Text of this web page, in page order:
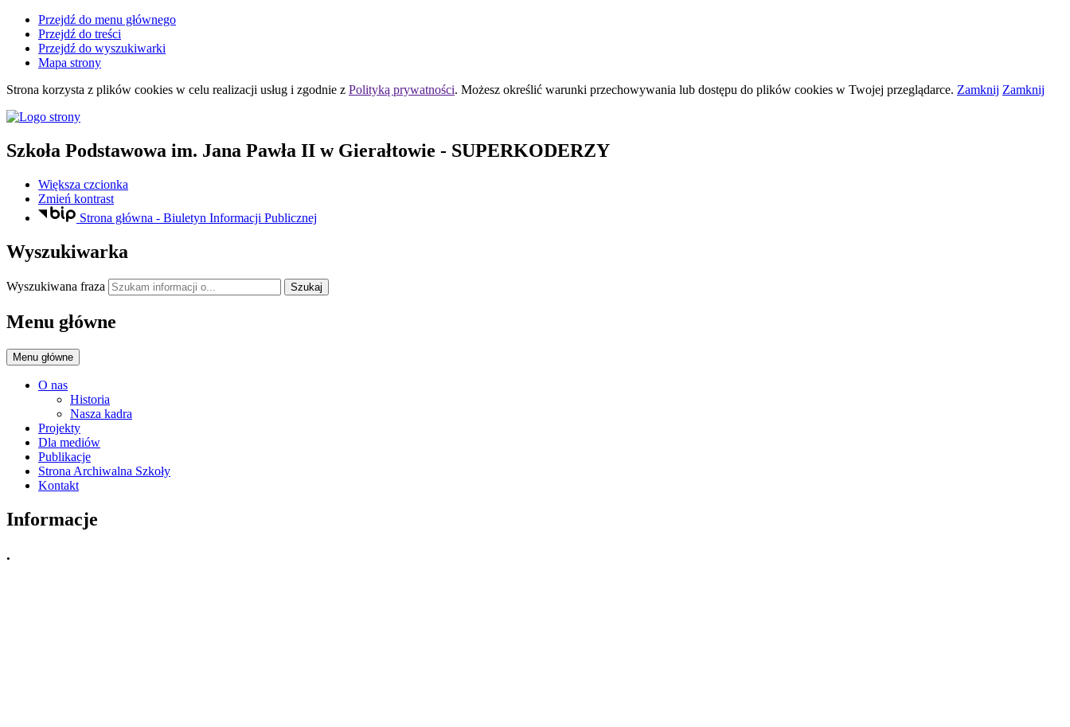
Przejdź do menu głównego
Przejdź do treści
Przejdź do wyszukiwarki
Mapa strony
Strona korzysta z plików cookies w celu realizacji usług i zgodnie z Polityką prywatności. Możesz określić warunki przechowywania lub dostępu do plików cookies w Twojej przeglądarce. Zamknij Zamknij
Szkoła Podstawowa im. Jana Pawła II w Gierałtowie - SUPERKODERZY
Większa czcionka
Zmień kontrast
Strona główna - Biuletyn Informacji Publicznej
Wyszukiwarka
Wyszukiwana fraza Szukaj
Menu główne
Menu główne
O nas
Historia
Nasza kadra
Projekty
Dla mediów
Publikacje
Strona Archiwalna Szkoły
Kontakt
Informacje
.